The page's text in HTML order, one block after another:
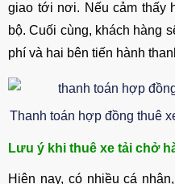
giao tới nơi. Nếu cảm thấy
bộ. Cuối cùng, khách hàng
phí và hai bên tiến hành
Thanh toán hợp đồng thuê
Lưu ý khi thuê xe tải chở
Hiện nay, có nhiều cá